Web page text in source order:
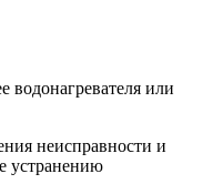
водонагревателя или
неисправности и
устранению